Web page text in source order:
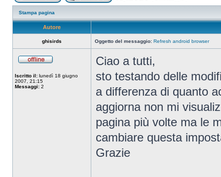
Apri un nuovo argomentoRispondi all’argomento
Stampa pagina
Autore
ghisirds Oggetto del messaggio: Refresh android browser
Iscritto il: lunedì 18 giugno
2007, 21:15
Messaggi: 2
Ciao a tutti,
sto testando delle
a differenza di quanto
aggiorna non mi
pagina più volte ma le
cambiare questa
Grazie